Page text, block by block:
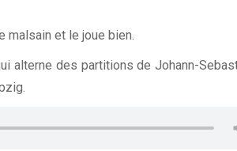
malsain et le joue bien.
alterne des partitions de Johann-